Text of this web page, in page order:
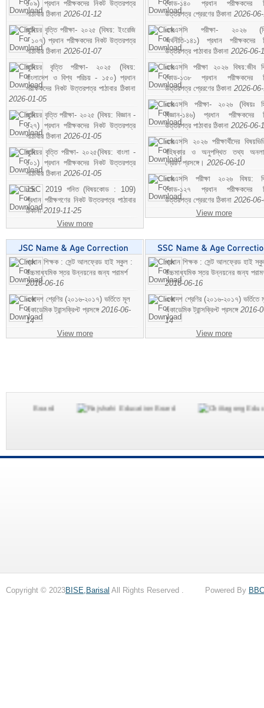
১০৯) প্রধান পরীক্ষকদের নিকট উত্তরপত্র
পাঠাবার ঠিকানা 2026-01-12
জুনিয়র বৃত্তি পরীক্ষা- ২০২৫ (বিষয়: ইংরেজি
- ১০৭) প্রধান পরীক্ষকদের নিকট উত্তরপত্র
পাঠাবার ঠিকানা 2026-01-07
জুনিয়র বৃত্তি পরীক্ষা- ২০২৫ (বিষয়:
বাংলাদেশ ও বিশ্ব পরিচয় - ১৫০) প্রধান
পরীক্ষকদের নিকট উত্তরপত্র পাঠাবার ঠিকানা
2026-01-05
জুনিয়র বৃত্তি পরীক্ষা- ২০২৫ (বিষয়: বিজ্ঞান -
১২৭) প্রধান পরীক্ষকদের নিকট উত্তরপত্র
পাঠাবার ঠিকানা 2026-01-05
জুনিয়র বৃত্তি পরীক্ষা- ২০২৫(বিষয়: বাংলা -
১০১) প্রধান পরীক্ষকদের নিকট উত্তরপত্র
পাঠাবার ঠিকানা 2026-01-05
JSC 2019 গনিত (বিষয়কোড : 109)
প্রধান পরীক্ষগণের নিকট উত্তরপত্র পাঠাবার
ঠিকানা2019-11-25
View more
কোড-১৪০ প্রধান পরীক্ষকদের
উত্তরপত্র প্রেরণের ঠিকানা 2026-
এসএসসি পরীক্ষা- ২০২৬
অর্থনীতি-১৪১) প্রধান পরীক্ষকদের
উত্তরপত্র পাঠাবার ঠিকানা 2026-06-
এসএসসি পরীক্ষা ২০২৬ বিষয়:জীব
কোড-১৩৮ প্রধান পরীক্ষকদের
উত্তরপত্র প্রেরণের ঠিকানা 2026-
এসএসসি পরীক্ষা- ২০২৬ (বিষয়ঃ
বিজ্ঞান-১৪৬) প্রধান পরীক্ষকদের
উত্তরপত্র পাঠাবার ঠিকানা 2026-06-
এসএসসি ২০২৬ পরীক্ষার্থীদের
বহিষ্কার ও অনুপস্থিত তথ্য
প্রেরণ প্রসঙ্গে। 2026-06-10
এসএসসি পরীক্ষা ২০২৬ বিষয়:
কোড-১২৭ প্রধান পরীক্ষকদের
উত্তরপত্র প্রেরণের ঠিকানা 2026-
View more
প্রধান শিক্ষক : সেন্ট আলফ্রেড হাই স্কুল :
উচ্চমাধ্যমিক স্তর উন্নয়নের জন্য পরামর্শ
2016-06-16
একাদশ শ্রেণির (২০১৬-২০১৭) ভর্তিতে মূল
একাডেমিক ট্রান্সক্রিপ্ট প্রসঙ্গে 2016-06-
14
View more
প্রধান শিক্ষক : সেন্ট আলফ্রেড হাই
উচ্চমাধ্যমিক স্তর উন্নয়নের জন্য
2016-06-16
একাদশ শ্রেণির (২০১৬-২০১৭) ভর্তিতে
একাডেমিক ট্রান্সক্রিপ্ট প্রসঙ্গে 2016-
14
View more
Copyright © 2023BISE,Barisal All Rights Reserved . Powered By